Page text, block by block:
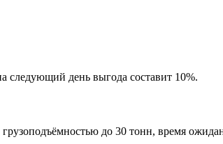
день выгода составит 10%.
до 30 тонн, время